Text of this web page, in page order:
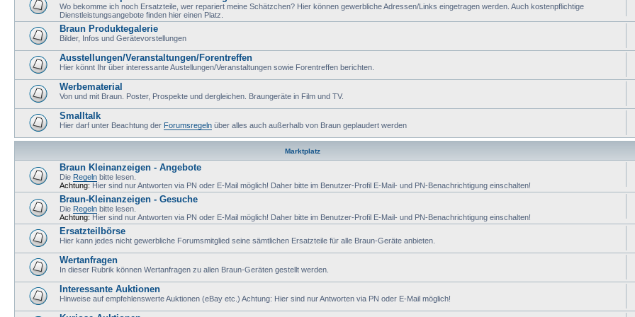
Wo bekomme ich noch Ersatzteile, wer repariert meine Schätzchen? Hier können gewerbliche Adressen/Links eingetragen werden. Auch kostenpflichtige
Dienstleistungsangebote finden hier einen Platz.
Braun Produktegalerie
Bilder, Infos und Gerätevorstellungen
Ausstellungen/Veranstaltungen/Forentreffen
Hier könnt Ihr über interessante Austellungen/Veranstaltungen sowie Forentreffen berichten.
Werbematerial
Von und mit Braun. Poster, Prospekte und dergleichen. Braungeräte in Film und TV.
Smalltalk
Hier darf unter Beachtung der Forumsregeln über alles auch außerhalb von Braun geplaudert werden
Marktplatz
Braun Kleinanzeigen - Angebote
Die Regeln bitte lesen.
Achtung: Hier sind nur Antworten via PN oder E-Mail möglich! Daher bitte im Benutzer-Profil E-Mail- und PN-Benachrichtigung einschalten!
Braun-Kleinanzeigen - Gesuche
Die Regeln bitte lesen.
Achtung: Hier sind nur Antworten via PN oder E-Mail möglich! Daher bitte im Benutzer-Profil E-Mail- und PN-Benachrichtigung einschalten!
Ersatzteilbörse
Hier kann jedes nicht gewerbliche Forumsmitglied seine sämtlichen Ersatzteile für alle Braun-Geräte anbieten.
Wertanfragen
In dieser Rubrik können Wertanfragen zu allen Braun-Geräten gestellt werden.
Interessante Auktionen
Hinweise auf empfehlenswerte Auktionen (eBay etc.) Achtung: Hier sind nur Antworten via PN oder E-Mail möglich!